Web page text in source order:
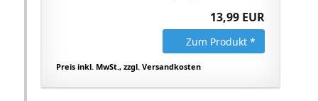
13,99 EUR
Zum Produkt *
Preis inkl. MwSt., zzgl. Versandkosten